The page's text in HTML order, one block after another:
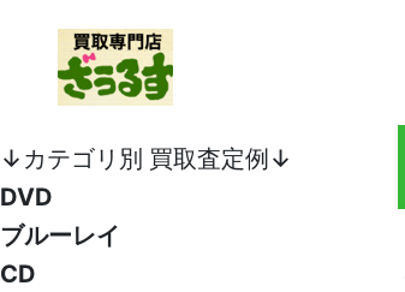
↓カテゴリ別 買取査定例↓
DVD
ブルーレイ
CD